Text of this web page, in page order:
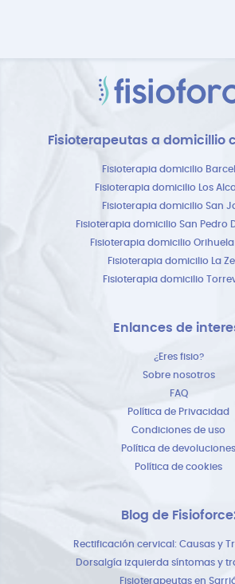
Fisioterapeutas a domicillio
Fisioterapia domicilio
Fisioterapia domicilio Los
Fisioterapia domicilio San
Fisioterapia domicilio San Pedro
Fisioterapia domicilio
Fisioterapia domicilio La
Fisioterapia domicilio
Enlances de
¿Eres fisio?
Sobre nosotros
FAQ
Política de Privacidad
Condiciones de uso
Política de devoluciones
Política de cookies
Blog de
Rectificación cervical: Causas y
Dorsalgía izquierda síntomas y
Fisioterapeutas en